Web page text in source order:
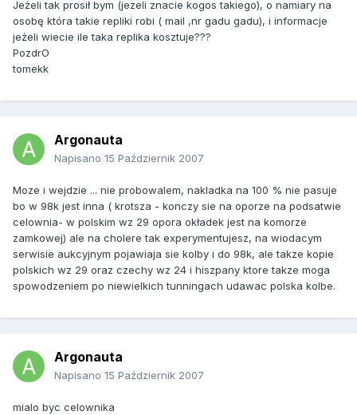
Jeżeli tak prosił bym (jezeli znacie kogos takiego), o namiary na
osobę która takie repliki robi ( mail ,nr gadu gadu), i informacje
jeżeli wiecie ile taka replika kosztuje???
PozdrO
tomekk
Argonauta
Napisano 15 Październik 2007
Moze i wejdzie ... nie probowalem, nakladka na 100 % nie pasuje
bo w 98k jest inna ( krotsza - konczy sie na oporze na podsatwie
celownia- w polskim wz 29 opora okładek jest na komorze
zamkowej) ale na cholere tak experymentujesz, na wiodacym
serwisie aukcyjnym pojawiaja sie kolby i do 98k, ale takze kopie
polskich wz 29 oraz czechy wz 24 i hiszpany ktore takze moga
spowodzeniem po niewielkich tunningach udawac polska kolbe.
Argonauta
Napisano 15 Październik 2007
mialo byc celownika